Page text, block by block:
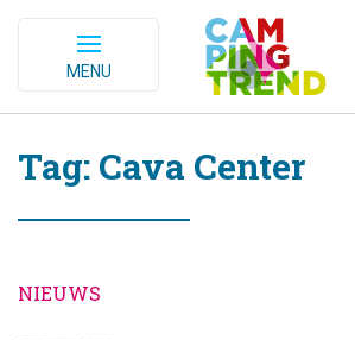
MENU
Tag: Cava Center
NIEUWS